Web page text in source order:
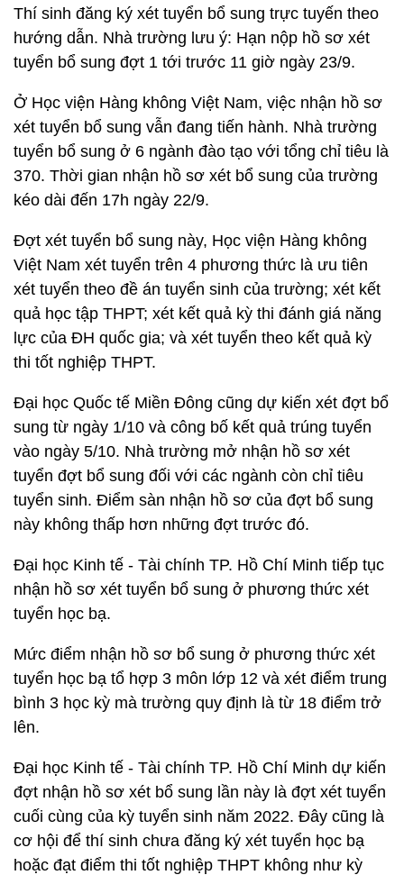
Thí sinh đăng ký xét tuyển bổ sung trực tuyến theo
hướng dẫn. Nhà trường lưu ý: Hạn nộp hồ sơ xét
tuyển bổ sung đợt 1 tới trước 11 giờ ngày 23/9.
Ở Học viện Hàng không Việt Nam, việc nhận hồ sơ
xét tuyển bổ sung vẫn đang tiến hành. Nhà trường
tuyển bổ sung ở 6 ngành đào tạo với tổng chỉ tiêu là
370. Thời gian nhận hồ sơ xét bổ sung của trường
kéo dài đến 17h ngày 22/9.
Đợt xét tuyển bổ sung này, Học viện Hàng không
Việt Nam xét tuyển trên 4 phương thức là ưu tiên
xét tuyển theo đề án tuyển sinh của trường; xét kết
quả học tập THPT; xét kết quả kỳ thi đánh giá năng
lực của ĐH quốc gia; và xét tuyển theo kết quả kỳ
thi tốt nghiệp THPT.
Đại học Quốc tế Miền Đông cũng dự kiến xét đợt bổ
sung từ ngày 1/10 và công bố kết quả trúng tuyển
vào ngày 5/10. Nhà trường mở nhận hồ sơ xét
tuyển đợt bổ sung đối với các ngành còn chỉ tiêu
tuyển sinh. Điểm sàn nhận hồ sơ của đợt bổ sung
này không thấp hơn những đợt trước đó.
Đại học Kinh tế - Tài chính TP. Hồ Chí Minh tiếp tục
nhận hồ sơ xét tuyển bổ sung ở phương thức xét
tuyển học bạ.
Mức điểm nhận hồ sơ bổ sung ở phương thức xét
tuyển học bạ tổ hợp 3 môn lớp 12 và xét điểm trung
bình 3 học kỳ mà trường quy định là từ 18 điểm trở
lên.
Đại học Kinh tế - Tài chính TP. Hồ Chí Minh dự kiến
đợt nhận hồ sơ xét bổ sung lần này là đợt xét tuyển
cuối cùng của kỳ tuyển sinh năm 2022. Đây cũng là
cơ hội để thí sinh chưa đăng ký xét tuyển học bạ
hoặc đạt điểm thi tốt nghiệp THPT không như kỳ